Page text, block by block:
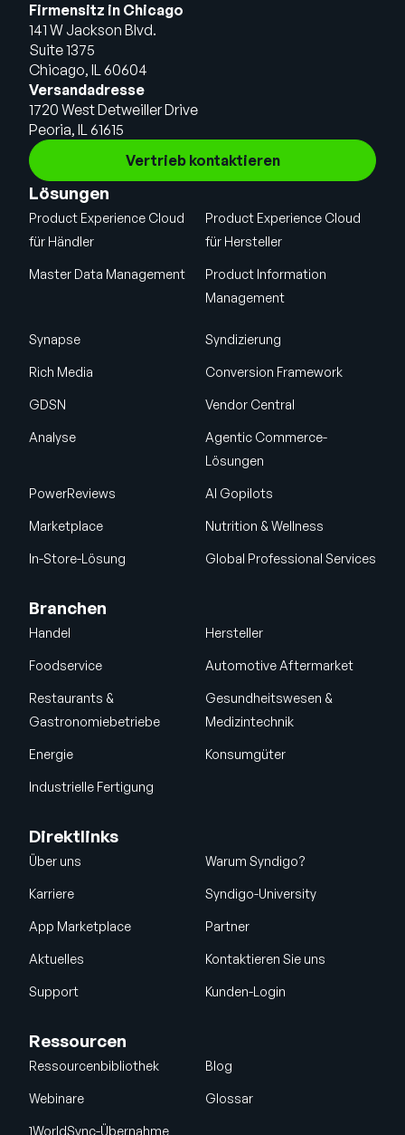
Firmensitz in Chicago
141 W Jackson Blvd.
Suite 1375
Chicago, IL 60604
Versandadresse
1720 West Detweiller Drive
Peoria, IL 61615
Vertrieb kontaktieren
Lösungen
Product Experience Cloud
für Händler
Product Experience Cloud
für Hersteller
Master Data Management
Product Information
Management
Synapse Syndizierung
Rich Media Conversion Framework
GDSN Vendor Central
Analyse
Agentic Commerce-
Lösungen
PowerReviews AI Gopilots
Marketplace Nutrition & Wellness
In-Store-Lösung Global Professional Services
Branchen
Handel Hersteller
Foodservice Automotive Aftermarket
Restaurants &
Gastronomiebetriebe
Gesundheitswesen &
Medizintechnik
Energie Konsumgüter
Industrielle Fertigung
Direktlinks
Über uns Warum Syndigo?
Karriere Syndigo-University
App Marketplace Partner
Aktuelles Kontaktieren Sie uns
Support Kunden-Login
Ressourcen
Ressourcenbibliothek Blog
Webinare Glossar
1WorldSync-Übernahme